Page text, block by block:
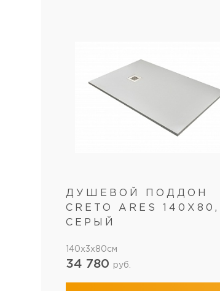
ДУШЕВОЙ ПОДДОН
CRETO ARES 140X80,
СЕРЫЙ
140x3x80см
34 780 руб.